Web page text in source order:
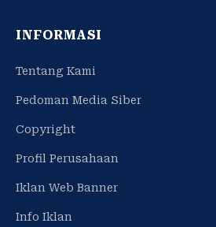
INFORMASI
Tentang Kami
Pedoman Media Siber
Copyright
Profil Perusahaan
Iklan Web Banner
Info Iklan